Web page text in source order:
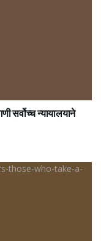
सर्वोच्च न्यायालयाने